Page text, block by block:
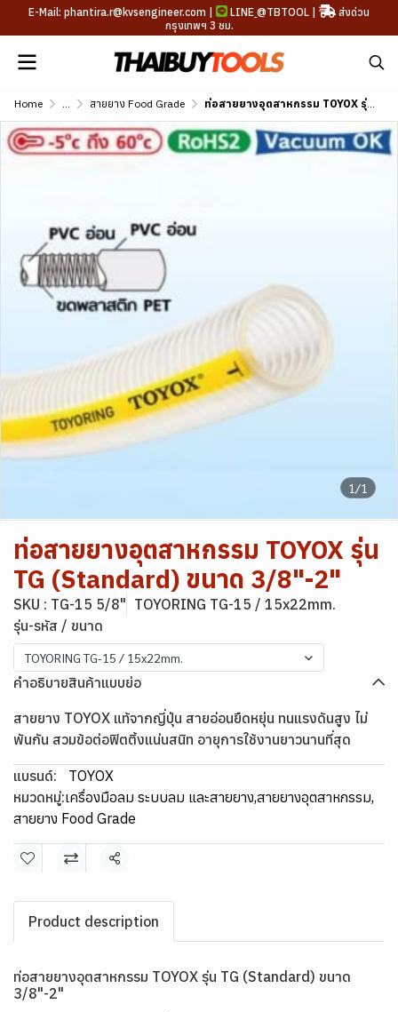
E-Mail: phantira.r@kvsengineer.com | LINE @TBTOOL |
ส่งด่วน
กรุงเทพฯ 3 ชม.
Home ... สายยาง Food Grade ท่อสายยางอุตสาหกรรม TOYOX รุ่น TG (Standard) ขนาด 3/8"-2"
1/1
ท่อสายยางอุตสาหกรรม TOYOX รุ่น
TG (Standard) ขนาด 3/8"-2"
SKU : TG-15 5/8" TOYORING TG-15 / 15x22mm.
รุ่น-รหัส / ขนาด
TOYORING TG-15 / 15x22mm.
คำอธิบายสินค้าแบบย่อ
สายยาง TOYOX แท้จากญี่ปุ่น สายอ่อนยืดหยุ่น ทนแรงดันสูง ไม่
พันกัน สวมข้อต่อฟิตติ้งแน่นสนิท อายุการใช้งานยาวนานที่สุด
แบรนด์:
TOYOX
หมวดหมู่:เครื่องมือลม ระบบลม และสายยาง,สายยางอุตสาหกรรม,
สายยาง Food Grade
แชร์
Product description
ท่อสายยางอุตสาหกรรม TOYOX รุ่น TG (Standard) ขนาด
3/8"-2"